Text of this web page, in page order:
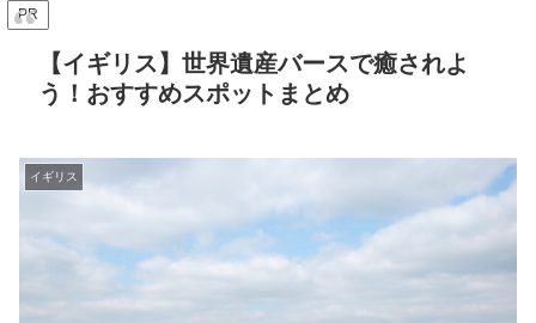
PR
【イギリス】世界遺産バースで癒されよ
う！おすすめスポットまとめ
イギリス